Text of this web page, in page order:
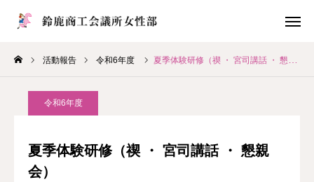
活動報告 令和6年度 夏季体験研修（禊 ・ 宮司講話 ・ 懇親会）
令和6年度
夏季体験研修（禊 ・ 宮司講話 ・ 懇親
会）
ホーム